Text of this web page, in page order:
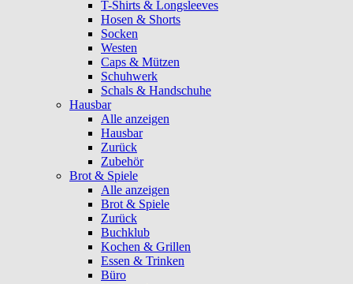
T-Shirts & Longsleeves
Hosen & Shorts
Socken
Westen
Caps & Mützen
Schuhwerk
Schals & Handschuhe
Hausbar
Alle anzeigen
Hausbar
Zurück
Zubehör
Brot & Spiele
Alle anzeigen
Brot & Spiele
Zurück
Buchklub
Kochen & Grillen
Essen & Trinken
Büro